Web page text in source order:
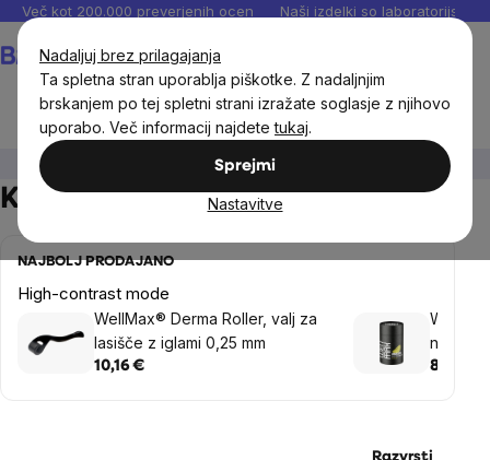
Nadaljuj brez prilagajanja
Ta spletna stran uporablja piškotke. Z nadaljnjim
brskanjem po tej spletni strani izražate soglasje z njihovo
uporabo. Več informacij najdetetukaj.
Sprejmi
Nastavitve
Preskoči
vsebino
Več kot 200.000 preverjenih ocen Naši izdelki so laboratorijsko
Kozmetika in drogerija
Kozmetika in drogerija
NAJBOLJ PRODAJANO
High-contrast mode
WellMax® Derma Roller, valj za
lasišče z iglami 0,25 mm
10,16 €
naravni
8,94 €